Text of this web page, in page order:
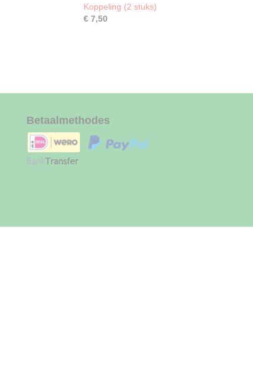
Koppeling (2 stuks)
€ 7,50
Betaalmethodes